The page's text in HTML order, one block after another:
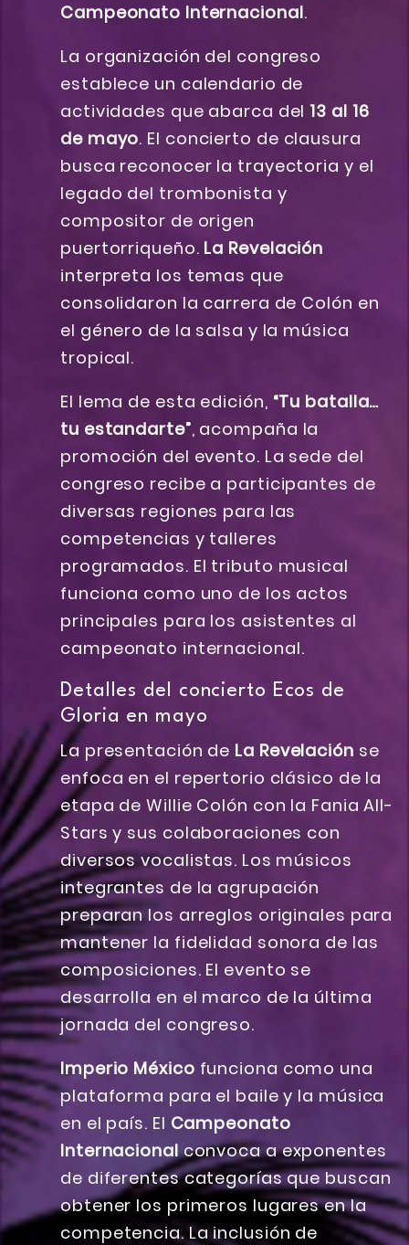
Campeonato Internacional.
La organización del congreso
establece un calendario de
actividades que abarca del 13 al 16
de mayo. El concierto de clausura
busca reconocer la trayectoria y el
legado del trombonista y
compositor de origen
puertorriqueño. La Revelación
interpreta los temas que
consolidaron la carrera de Colón en
el género de la salsa y la música
tropical.
El lema de esta edición, “Tu batalla…
tu estandarte”, acompaña la
promoción del evento. La sede del
congreso recibe a participantes de
diversas regiones para las
competencias y talleres
programados. El tributo musical
funciona como uno de los actos
principales para los asistentes al
campeonato internacional.
Detalles del concierto Ecos de
Gloria en mayo
La presentación de La Revelación se
enfoca en el repertorio clásico de la
etapa de Willie Colón con la Fania All-
Stars y sus colaboraciones con
diversos vocalistas. Los músicos
integrantes de la agrupación
preparan los arreglos originales para
mantener la fidelidad sonora de las
composiciones. El evento se
desarrolla en el marco de la última
jornada del congreso.
Imperio México funciona como una
plataforma para el baile y la música
en el país. El Campeonato
Internacionalconvoca a exponentes
de diferentes categorías que buscan
obtener los primeros lugares en la
competencia. La inclusión de